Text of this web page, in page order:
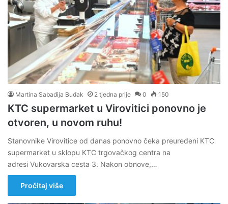
Martina Sabađija Buđak 2 tjedna prije 0 150
KTC supermarket u Virovitici ponovno je
otvoren, u novom ruhu!
Stanovnike Virovitice od danas ponovno čeka preuređeni KTC
supermarket u sklopu KTC trgovačkog centra na
adresi Vukovarska cesta 3. Nakon obnove,…
Pročitaj više